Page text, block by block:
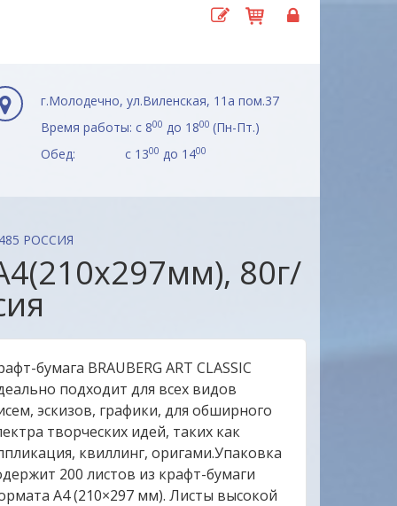
г.Молодечно, ул.Виленская, 11а пом.37
Время работы: с 800 до 1800 (Пн-Пт.)
Обед: с 1300 до 1400
РОССИЯ
80г/
бумага BRAUBERG ART CLASSIC
подходит для всех видов
эскизов, графики, для обширного
творческих идей, таких как
квиллинг, оригами.Упаковка
200 листов из крафт-бумаги
А4 (210×297 мм). Листы высокой